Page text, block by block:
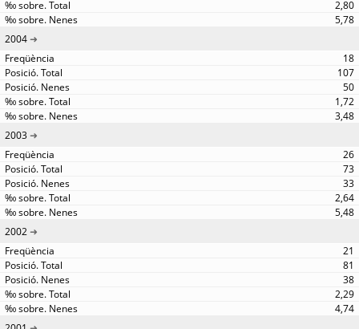
2,80
5,78
2004
18
107
50
1,72
3,48
2003
26
73
33
2,64
5,48
2002
21
81
38
2,29
4,74